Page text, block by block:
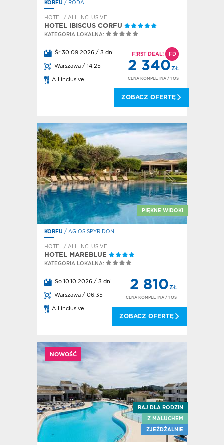
KORFU / RODA
HOTEL / ALL INCLUSIVE
HOTEL IBISCUS CORFU
KATEGORIA LOKALNA:
Śr 30.09.2026 / 3 dni
Warszawa / 14:25
All inclusive
F!RST DEAL! FD
2 340ZŁ
CENA KOMPLETNA / 1 OS
ZOBACZ OFERTĘ
PIĘKNE WIDOKI
KORFU / AGIOS SPYRIDON
HOTEL / ALL INCLUSIVE
HOTEL MAREBLUE
KATEGORIA LOKALNA:
So 10.10.2026 / 3 dni
Warszawa / 06:35
All inclusive
2 810ZŁ
CENA KOMPLETNA / 1 OS
ZOBACZ OFERTĘ
NOWOŚĆ
RAJ DLA RODZIN
Z MALUCHEM
ZJEŻDŻALNIE